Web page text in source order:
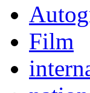
Film